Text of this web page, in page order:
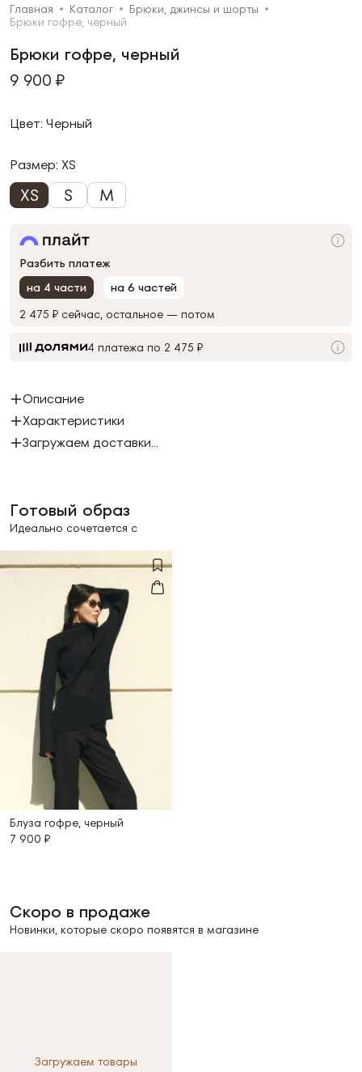
Главная Каталог
Брюки, джинсы и шорты
Брюки гофре, черный
Брюки гофре, черный
9 900 ₽
Цвет: Черный
Размер: XS
XS S M
Разбить платеж
на 4 части
на 6 частей
2 475 ₽ сейчас, остальное — потом
4 платежа по 2 475 ₽
Описание
Характеристики
Загружаем доставки...
Готовый образ
Идеально сочетается с
Блуза гофре, черный
7 900 ₽
Скоро в продаже
Новинки, которые скоро появятся в магазине
Загружаем товары